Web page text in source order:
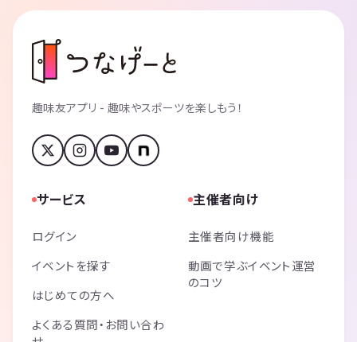
趣味友アプリ - 趣味やスポーツを楽しもう！
サービス
ログイン
イベントを探す
はじめての方へ
よくある質問・お問い合わ
主催者向け
主催者向け機能
動画で学ぶイベント運営
のコツ